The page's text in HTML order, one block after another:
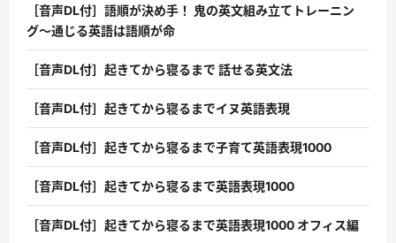
［音声DL付］語順が決め手！ 鬼の英文組み立てトレーニン
グ〜通じる英語は語順が命
［音声DL付］起きてから寝るまで 話せる英文法
［音声DL付］起きてから寝るまでイヌ英語表現
［音声DL付］起きてから寝るまで子育て英語表現1000
［音声DL付］起きてから寝るまで英語表現1000
［音声DL付］起きてから寝るまで英語表現1000 オフィス編